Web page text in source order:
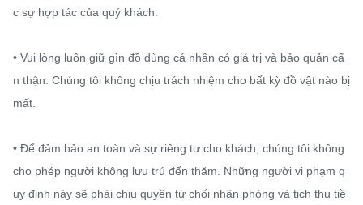
c sự hợp tác của quý khách.
• Vui lòng luôn giữ gìn đồ dùng cá nhân có giá trị và bảo quản cẩ
n thận. Chúng tôi không chịu trách nhiệm cho bất kỳ đồ vật nào bị
mất.
• Để đảm bảo an toàn và sự riêng tư cho khách, chúng tôi không
cho phép người không lưu trú đến thăm. Những người vi phạm q
uy định này sẽ phải chịu quyền từ chối nhận phòng và tịch thu tiề